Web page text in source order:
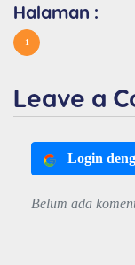
Halaman :
1
Leave a
Login
Belum ada